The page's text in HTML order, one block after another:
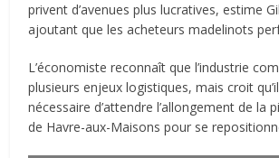
privent d’avenues plus lucratives, estime
ajoutant que les acheteurs madelinots
L’économiste reconnaît que l’industrie
plusieurs enjeux logistiques, mais croit qu’il
nécessaire d’attendre l’allongement de la
de Havre-aux-Maisons pour se